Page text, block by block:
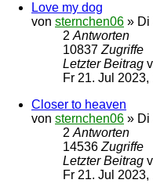
Love my dog
von sternchen06 » Di
2 Antworten
10837 Zugriffe
Letzter Beitrag
Fr 21. Jul 2023,
Closer to heaven
von sternchen06 » Di
2 Antworten
14536 Zugriffe
Letzter Beitrag
Fr 21. Jul 2023,